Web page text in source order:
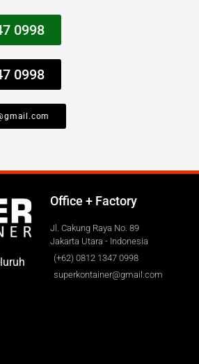
0998
0998
Office + Factory
Jl. Cakung Raya No. 89
Jakarta Utara - Indonesia
(+62) 0812 1347 0998
superkontainer@gmail.com